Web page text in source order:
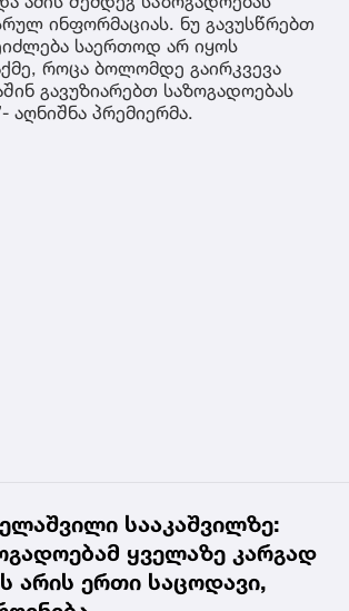
ინფორმაციას. ნუ გავუსწრებთ
საერთოდ არ იყოს
როცა ბოლომდე გაირკვევა
გავუზიარებთ საზოგადოებას
აღნიშნა პრემიერმა.
სააკაშვილზე:
ყველაზე კარგად
არის ერთი საცოდავი,